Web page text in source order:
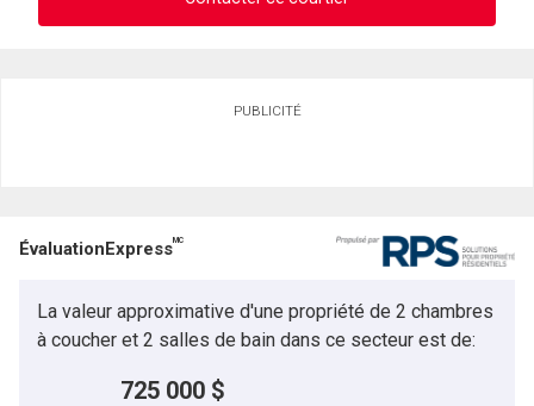
Téléphone
Message
PUBLICITÉ
ÉvaluationExpressMC
La valeur approximative d'une propriété de 2 chambres
à coucher et 2 salles de bain dans ce secteur est de:
725 000 $